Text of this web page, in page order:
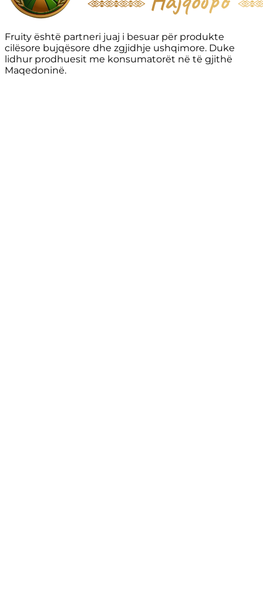
Fruity është partneri juaj i besuar për produkte
cilësore bujqësore dhe zgjidhje ushqimore. Duke
lidhur prodhuesit me konsumatorët në të gjithë
Maqedoninë.